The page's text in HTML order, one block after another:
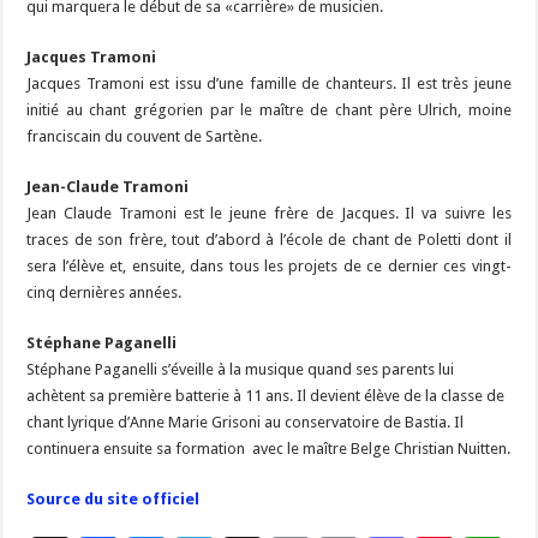
qui marquera le début de sa «carrière» de musicien.
Jacques Tramoni
Jacques Tramoni est issu d’une famille de chanteurs. Il est très jeune
initié au chant grégorien par le maître de chant père Ulrich, moine
franciscain du couvent de Sartène.
Jean-Claude Tramoni
Jean Claude Tramoni est le jeune frère de Jacques. Il va suivre les
traces de son frère, tout d’abord à l’école de chant de Poletti dont il
sera l’élève et, ensuite, dans tous les projets de ce dernier ces vingt-
cinq dernières années.
Stéphane Paganelli
Stéphane Paganelli s’éveille à la musique quand ses parents lui
achètent sa première batterie à 11 ans. Il devient élève de la classe de
chant lyrique d’Anne Marie Grisoni au conservatoire de Bastia. Il
continuera ensuite sa formation avec le maître Belge Christian Nuitten.
Source du site officiel